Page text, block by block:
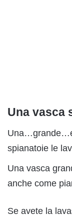
Una vasca
spianatoie le
Una vasca
anche come
Se avete la